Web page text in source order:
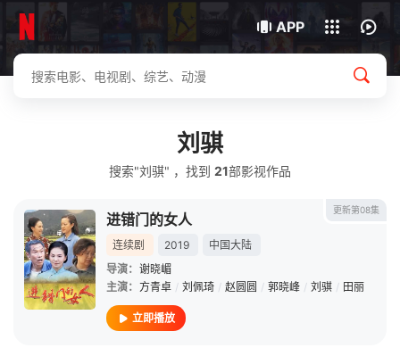
APP
下载客户端
我的观影记录
刘骐
搜索"刘骐" ，找到 21部影视作品
更新第08集
进错门的女人
连续剧 2019
中国大陆
导演： 谢晓嵋
主演： 方青卓 / 刘佩琦 / 赵圆圆 / 郭晓峰 / 刘骐 / 田丽
立即播放